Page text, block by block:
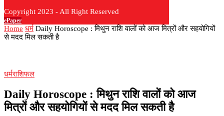
Copyright 2023 - All Right Reserved
ePaper
Home धर्म Daily Horoscope : मिथुन राशि वालों को आज मित्रों और सहयोगियों
से मदद मिल सकती है
धर्मराशिफल
Daily Horoscope : मिथुन राशि वालों को आज
मित्रों और सहयोगियों से मदद मिल सकती है